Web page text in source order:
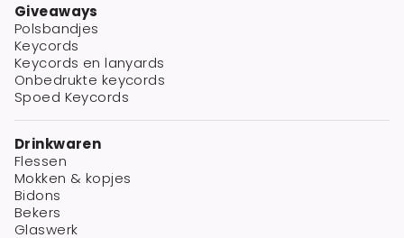
Giveaways
Polsbandjes
Keycords
Keycords en lanyards
Onbedrukte keycords
Spoed Keycords
Drinkwaren
Flessen
Mokken & kopjes
Bidons
Bekers
Glaswerk